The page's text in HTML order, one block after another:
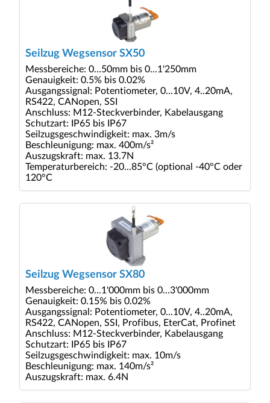
Seilzug Wegsensor SX50
Messbereiche: 0...50mm bis 0...1'250mm
Genauigkeit: 0.5% bis 0.02%
Ausgangssignal: Potentiometer, 0...10V, 4..20mA,
RS422, CANopen, SSI
Anschluss: M12-Steckverbinder, Kabelausgang
Schutzart: IP65 bis IP67
Seilzugsgeschwindigkeit: max. 3m/s
Beschleunigung: max. 400m/s²
Auszugskraft: max. 13.7N
Temperaturbereich: -20...85°C (optional -40°C oder
120°C
Seilzug Wegsensor SX80
Messbereiche: 0...1'000mm bis 0...3'000mm
Genauigkeit: 0.15% bis 0.02%
Ausgangssignal: Potentiometer, 0...10V, 4..20mA,
RS422, CANopen, SSI, Profibus, EterCat, Profinet
Anschluss: M12-Steckverbinder, Kabelausgang
Schutzart: IP65 bis IP67
Seilzugsgeschwindigkeit: max. 10m/s
Beschleunigung: max. 140m/s²
Auszugskraft: max. 6.4N